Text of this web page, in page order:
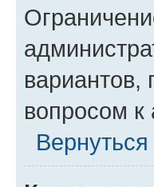
вариантов,
вопросом к